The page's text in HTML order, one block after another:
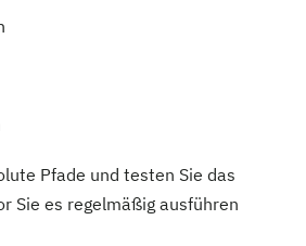
Pfade und testen Sie das
Sie es regelmäßig ausführen